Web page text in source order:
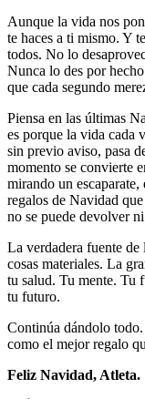
Aunque la vida nos
te haces a ti mismo. Y
todos. No lo
Nunca lo des por
que cada segundo
Piensa en las últimas
es porque la vida cada
sin previo aviso, pasa
momento se convierte
mirando un
regalos de Navidad
no se puede devolver
La verdadera fuente de
cosas materiales. La
tu salud. Tu mente. Tu
tu futuro.
Continúa dándolo
como el mejor regalo
Feliz Navidad, Atleta.